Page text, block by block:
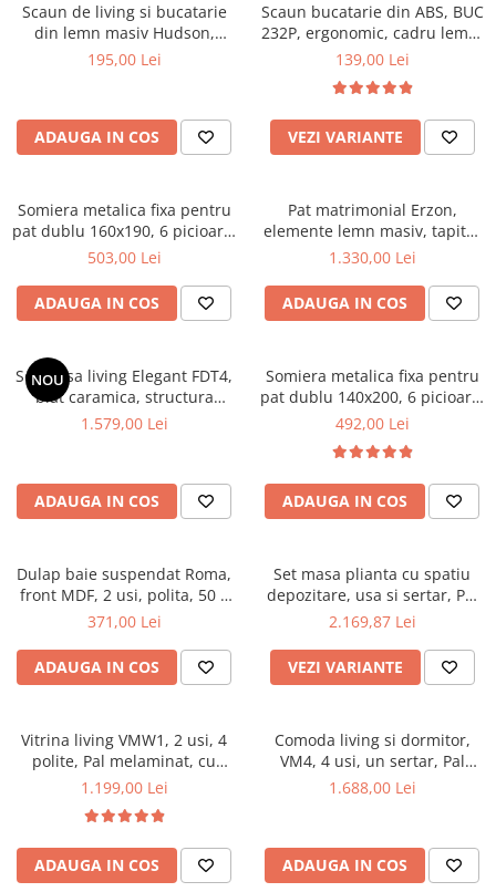
Saltele cu plasa de arcuri
Saltele cu spuma
Mobila bucatarie
Seturi mese si scaune bucatarie
Mobilier hol
Suporturi si rafturi pantofi
Portmantouri
Seturi mobilier hol
Stender haine
Etajere
Mobilier gradinita
Mese gradinita
Scaune gradinita
Mobilier copii
Mobila camera copii
Saltele patuturi copii
Paturi copii
Masa si scaune gradinita
Seturi comode living si dormitor
Scaun de living si bucatarie
din lemn masiv Hudson,
tapiterie stofa,100 kg,
195,00 Lei
ADAUGA IN COS
Scaun bucatarie din ABS, BUC
232P, ergonomic, cadru lemn,
100 kg
139,00 Lei
VEZI VARIANTE
Somiera metalica fixa pentru
pat dublu 160x190, 6 picioare,
30 lamele lemn fag, benzi
negru
503,00 Lei
ADAUGA IN COS
Pat matrimonial Erzon,
elemente lemn masiv, tapitat
cu stofa, cu somiera,140x200
1.330,00 Lei
ADAUGA IN COS
NOU
Set masa living Elegant FDT4,
blat caramica, structura
metalica, 140x80x75 cm,
bej
1.579,00 Lei
ADAUGA IN COS
Somiera metalica fixa pentru
pat dublu 140x200, 6 picioare,
32 lamele lemn fag, benzi
negru
492,00 Lei
ADAUGA IN COS
Dulap baie suspendat Roma,
front MDF, 2 usi, polita, 50 x
68 cm, alb
371,00 Lei
ADAUGA IN COS
Set masa plianta cu spatiu
depozitare, usa si sertar, Pal
Melaminat, 160x96x80 cm si 6
cu piele ecologica, nuc
2.169,87 Lei
VEZI VARIANTE
Vitrina living VMW1, 2 usi, 4
polite, Pal melaminat, cu
insertii MDF, Nuc
1.199,00 Lei
ADAUGA IN COS
Comoda living si dormitor,
VM4, 4 usi, un sertar, Pal
melaminat, cu insertii MDF,
1.688,00 Lei
ADAUGA IN COS